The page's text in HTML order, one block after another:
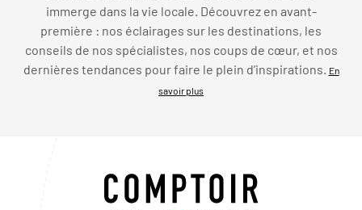
immerge dans la vie locale. Découvrez en avant-
première : nos éclairages sur les destinations, les
conseils de nos spécialistes, nos coups de cœur, et nos
dernières tendances pour faire le plein d’inspirations.
En
savoir plus